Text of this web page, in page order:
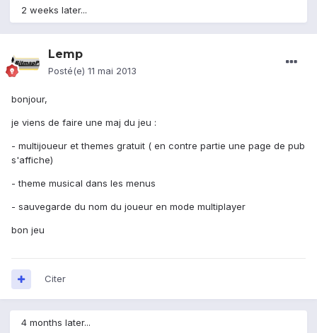
2 weeks later...
Lemp
Posté(e) 11 mai 2013
bonjour,
je viens de faire une maj du jeu :
- multijoueur et themes gratuit ( en contre partie une page de pub
s'affiche)
- theme musical dans les menus
- sauvegarde du nom du joueur en mode multiplayer
bon jeu
Citer
4 months later...